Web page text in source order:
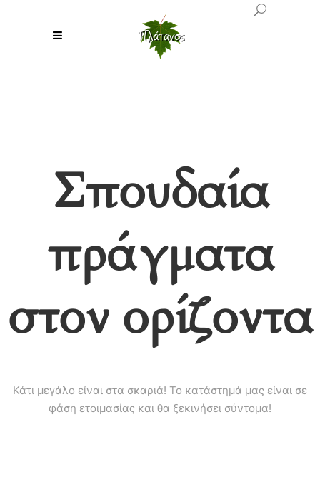
Σπουδαία
πράγματα
στον ορίζοντα
Κάτι μεγάλο είναι στα σκαριά! Το κατάστημά μας είναι σε
φάση ετοιμασίας και θα ξεκινήσει σύντομα!